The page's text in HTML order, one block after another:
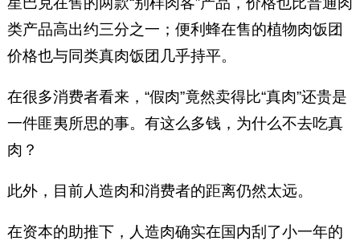
类产品高出约三分之一；便利蜂在售的植物肉饭团
价格也与同类真肉饭团几乎持平。
在很多消费者看来，“假肉”竟然卖得比“真肉”还贵是
一件匪夷所思的事。有这么多钱，为什么不去吃真
肉？
此外，目前人造肉和消费者的距离仍然太远。
在资本的助推下，人造肉确实在国内刮了小一年的